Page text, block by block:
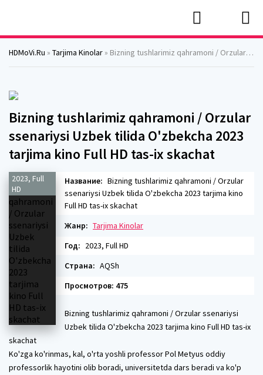
HDMoVi.Ru » Tarjima Kinolar » Bizning tushlarimiz qahramoni / Orzular ssenariysi Uzbek tilida O'zbekcha 2023 tarjima kino Full HD tas-ix skachat
Bizning tushlarimiz qahramoni / Orzular
ssenariysi Uzbek tilida O'zbekcha 2023
tarjima kino Full HD tas-ix skachat
2023, Full
HD
Название: Bizning tushlarimiz qahramoni / Orzular
ssenariysi Uzbek tilida O'zbekcha 2023 tarjima kino
Full HD tas-ix skachat
Жанр: Tarjima Kinolar
Год: 2023, Full HD
Страна: AQSh
Просмотров: 475
Bizning tushlarimiz qahramoni / Orzular ssenariysi
Uzbek tilida O'zbekcha 2023 tarjima kino Full HD tas-ix
skachat
Ko'zga ko'rinmas, kal, o'rta yoshli professor Pol Metyus oddiy
professorlik hayotini olib boradi, universitetda dars beradi va ko'p